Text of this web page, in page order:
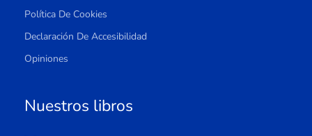
Política De Cookies
Declaración De Accesibilidad
Opiniones
Nuestros libros